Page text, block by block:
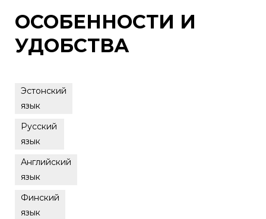
ОСОБЕННОСТИ И
УДОБСТВА
Эстонский
язык
Русский
язык
Английский
язык
Финский
язык